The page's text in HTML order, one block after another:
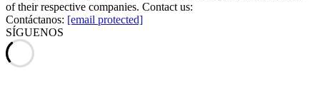
of their respective companies. Contact us:
Contáctanos: [email protected]
SÍGUENOS